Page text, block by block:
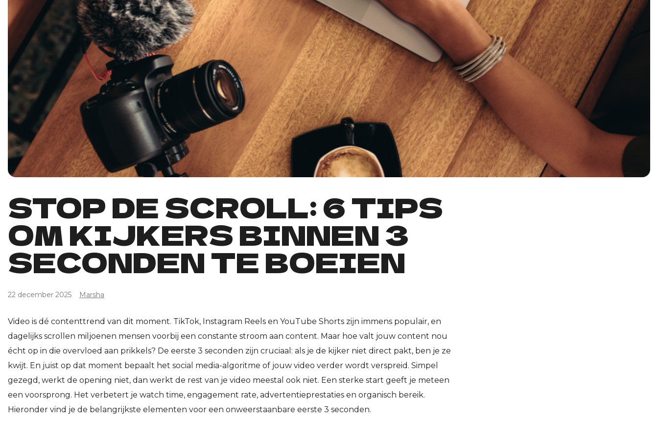
STOP DE SCROLL: 6 TIPS
OM KIJKERS BINNEN 3
SECONDEN TE BOEIEN
22 december 2025 Marsha
Video is dé contenttrend van dit moment. TikTok, Instagram Reels en YouTube Shorts zijn immens populair, en
dagelijks scrollen miljoenen mensen voorbij een constante stroom aan content. Maar hoe valt jouw content nou
écht op in die overvloed aan prikkels? De eerste 3 seconden zijn cruciaal: als je de kijker niet direct pakt, ben je ze
kwijt. En juist op dat moment bepaalt het social media-algoritme of jouw video verder wordt verspreid. Simpel
gezegd, werkt de opening niet, dan werkt de rest van je video meestal ook niet. Een sterke start geeft je meteen
een voorsprong. Het verbetert je watch time, engagement rate, advertentieprestaties en organisch bereik.
Hieronder vind je de belangrijkste elementen voor een onweerstaanbare eerste 3 seconden.